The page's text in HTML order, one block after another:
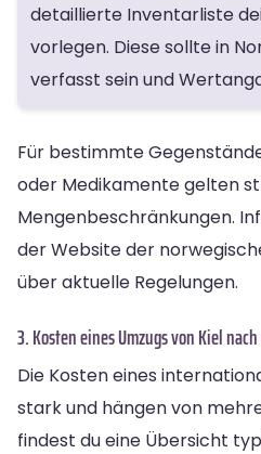
detaillierte Inventarliste
vorlegen. Diese sollte in
verfasst sein und
Für bestimmte
oder Medikamente gelten
Mengenbeschränkungen.
der Website der
über aktuelle Regelungen.
3. Kosten eines Umzugs von Kiel
Die Kosten eines
stark und hängen von
findest du eine Übersicht